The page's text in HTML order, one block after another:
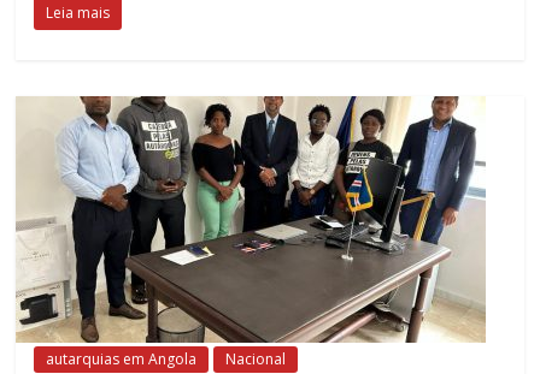
Leia mais
autarquias em Angola Nacional